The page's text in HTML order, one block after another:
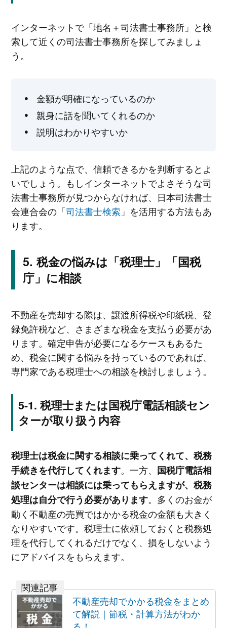
インターネットで「地名＋司法書士事務所」と検
索して近くの司法書士事務所を探してみましょ
う。
金額が明確になっているのか
親身に話を聞いてくれるのか
説明はわかりやすいか
上記のような点で、信頼できるかを判断するとよ
いでしょう。もしインターネットでよさそうな司
法書士事務所が見つからなければ、日本司法書士
会連合会の「司法書士検索 」を活用する方法もあ
ります。
税金の悩みは「税理士」「国税
庁」に相談
不動産を売却する際は、譲渡所得税や印紙税、登
録免許税など、さまざまな税金を支払う必要があ
ります。確定申告が必要になるケースもあるた
め、税金に関する悩みを持っているのであれば、
専門家である税理士への相談を検討しましょう。
税理士または国税庁電話相談セン
ターが取り扱う内容
税理士は税金に関する相談に乗ってくれて、税務
手続きを代行してくれます。一方、 国税庁電話相
談センターは相談には乗ってもらえますが、税務
処理は自分で行う必要があります。多くのお金が
動く不動産の売買ではかかる税金の金額も大きく
なりやすいです。税理士に依頼しておくと税務処
理を代行してくれるだけでなく、損をしないよう
にアドバイスをもらえます。
不動産売却でかかる税金をまとめ
て解説｜節税・計算方法がわか